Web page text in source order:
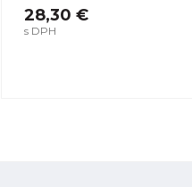
28,30 €
s DPH